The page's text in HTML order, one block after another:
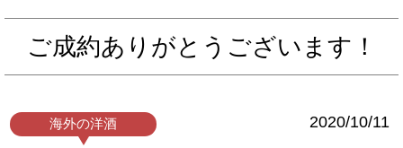
ご成約ありがとうございます！
海外の洋酒 2020/10/11